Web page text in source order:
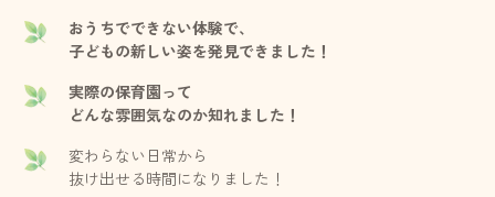
おうちでできない体験で、
子どもの新しい姿を発見できました！
実際の保育園って
どんな雰囲気なのか知れました！
変わらない日常から
抜け出せる時間になりました！